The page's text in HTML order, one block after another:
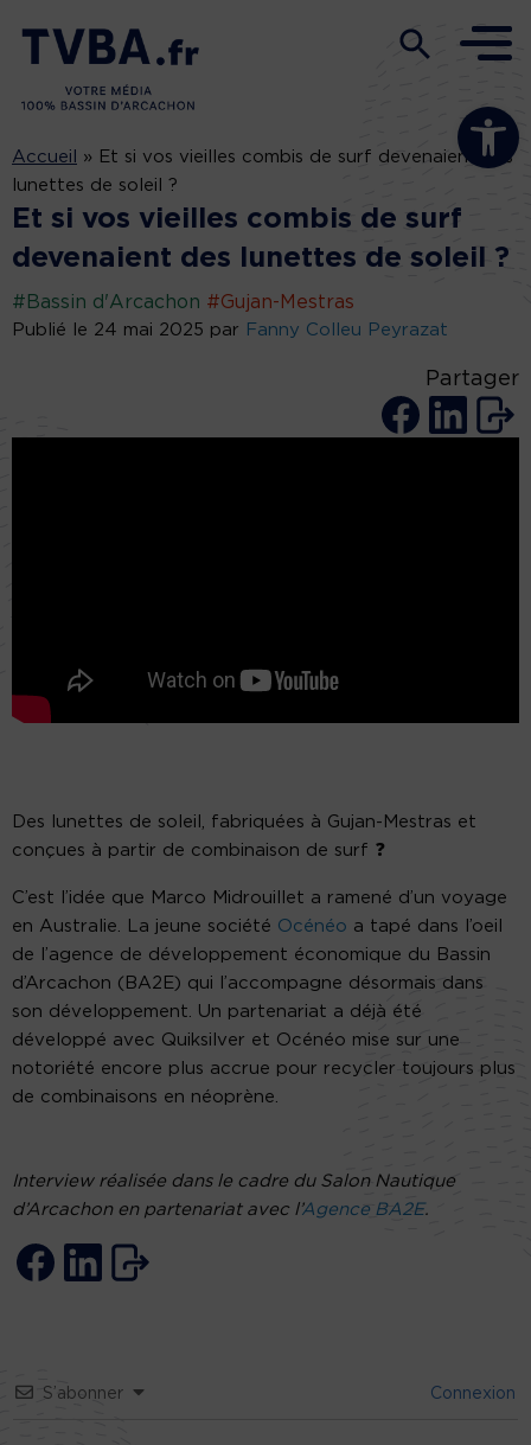
Ouvrir la
Accueil » Et si vos vieilles combis de surf devenaient des
lunettes de soleil ?
Et si vos vieilles combis de surf
devenaient des lunettes de soleil ?
#Bassin d'Arcachon #Gujan-Mestras
Publié le 24 mai 2025 par Fanny Colleu Peyrazat
Partager
Des lunettes de soleil, fabriquées à Gujan-Mestras et
conçues à partir de combinaison de surf ❓
C’est l’idée que Marco Midrouillet a ramené d’un voyage
en Australie. La jeune société Océnéo a tapé dans l’oeil
de l’agence de développement économique du Bassin
d’Arcachon (BA2E) qui l’accompagne désormais dans
son développement. Un partenariat a déjà été
développé avec Quiksilver et Océnéo mise sur une
notoriété encore plus accrue pour recycler toujours plus
de combinaisons en néoprène.
Interview réalisée dans le cadre du Salon Nautique
d’Arcachon en partenariat avec l’Agence BA2E.
S’abonner Connexion